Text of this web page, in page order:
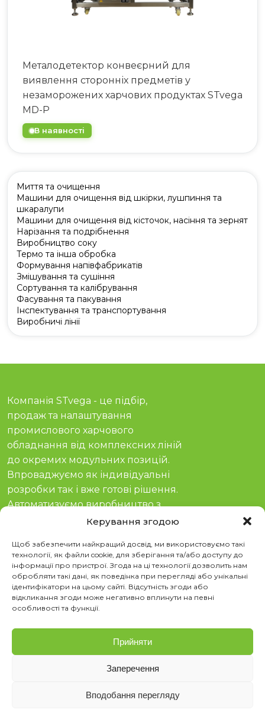
Керування згодою
Щоб забезпечити найкращий досвід, ми використовуємо такі
технології, як файли cookie, для зберігання та/або доступу до
інформації про пристрої. Згода на ці технології дозволить нам
обробляти такі дані, як поведінка при перегляді або унікальні
ідентифікатори на цьому сайті. Відсутність згоди або
відкликання згоди може негативно вплинути на певні
особливості та функції.
Прийняти
Заперечення
Вподобання перегляду
Металодетектор конвеєрний для
виявлення сторонніх предметів у
незаморожених харчових продуктах STvega
MD-P
В наявності
Миття та очищення
Машини для очищення від шкірки, лушпиння та
шкаралупи
Машини для очищення від кісточок, насіння та зернят
Нарізання та подрібнення
Виробництво соку
Термо та інша обробка
Формування напівфабрикатів
Змішування та сушіння
Сортування та калібрування
Фасування та пакування
Інспектування та транспортування
Виробничі лінії
Компанія STvega - це підбір,
продаж та налаштування
промислового харчового
обладнання від комплексних ліній
до окремих модульних позицій.
Впроваджуємо як індивідуальні
розробки так і вже готові рішення.
Автоматизуємо виробництво з
гарантією та сервісом з 2011 року.
Соціальні мережі
YouTube
TikTok
Instagram
Telegram
Контакти
м. Київ, просп. Степана Бандери 21
073 808 00 23
Політика cookie (ЄС) Політика конфіденційності